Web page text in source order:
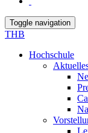
Toggle navigation
THB
Hochschule